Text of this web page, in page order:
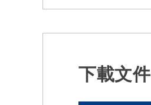
下載文件